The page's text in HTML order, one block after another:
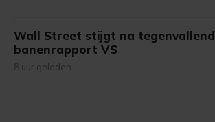
Wall Street stijgt na tegenvallend
banenrapport VS
8 uur geleden